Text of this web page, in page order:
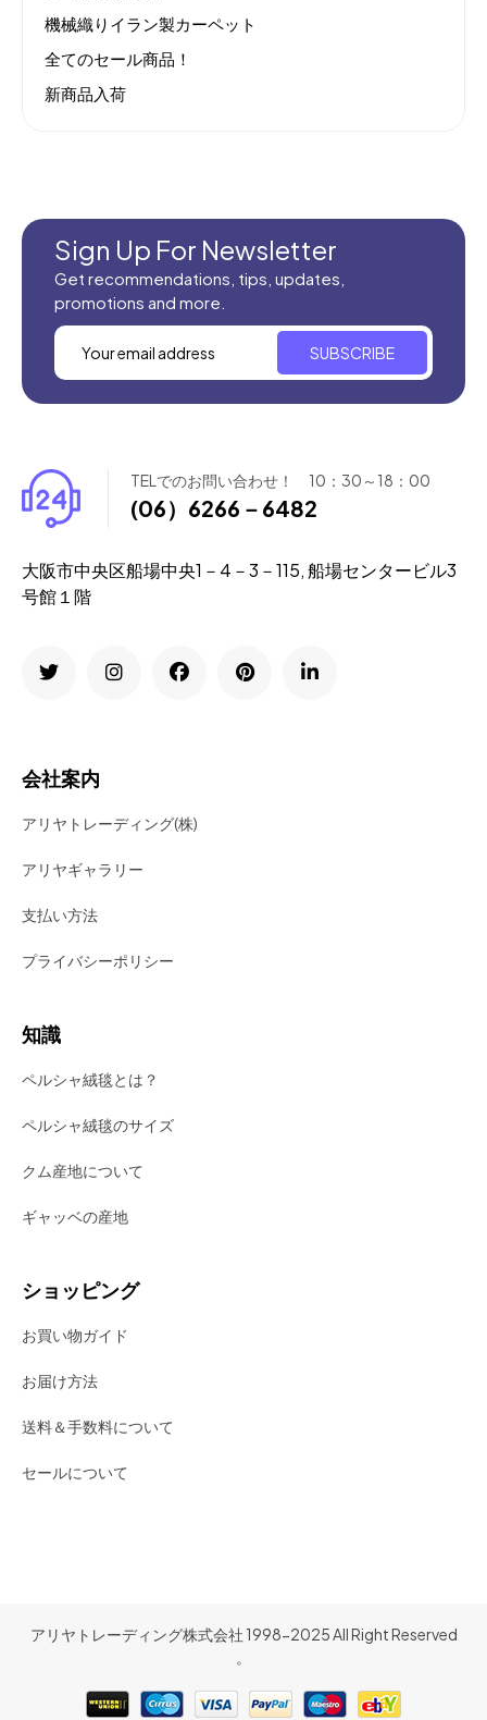
機械織りイラン製カーペット
全てのセール商品！
新商品入荷
Sign Up For Newsletter
Get recommendations, tips, updates,
promotions and more.
SUBSCRIBE
TELでのお問い合わせ！ 10：30～18：00
(06）6266－6482
大阪市中央区船場中央1－4－3－115, 船場センタービル3
号館１階
会社案内
アリヤトレーディング(株)
アリヤギャラリー
支払い方法
プライバシーポリシー
知識
ペルシャ絨毯とは？
ペルシャ絨毯のサイズ
クム産地について
ギャッベの産地
ショッピング
お買い物ガイド
お届け方法
送料＆手数料について
セールについて
アリヤトレーディング株式会社 1998-2025 All Right Reserved
。